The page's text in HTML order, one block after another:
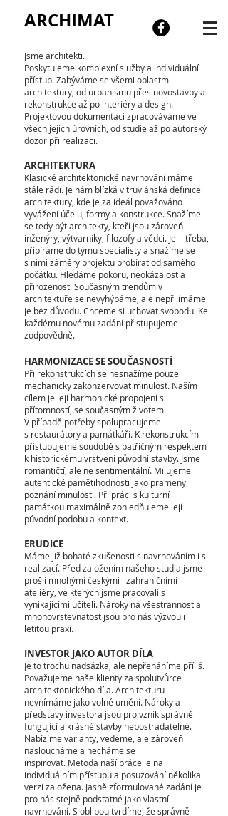
ARCHIMAT
Jsme architekti.
Poskytujeme komplexní služby a individuální
přístup. Zabýváme se všemi oblastmi
architektury, od urbanismu přes novostavby a
rekonstrukce až po interiéry a design.
Projektovou dokumentaci zpracováváme ve
všech jejích úrovních, od studie až po autorský
dozor při realizaci.
ARCHITEKTURA
Klasické architektonické navrhování máme
stále rádi. Je nám blízká vitruviánská definice
architektury, kde je za ideál považováno
vyvážení účelu, formy a konstrukce. Snažíme
se tedy být architekty, kteří jsou zároveň
inženýry, výtvarníky, filozofy a vědci. Je-li třeba,
přibíráme do týmu specialisty a snažíme se
s nimi záměry projektu probírat od samého
počátku. Hledáme pokoru, neokázalost a
přirozenost. Současným trendům v
architektuře se nevyhýbáme, ale nepřijímáme
je bez důvodu. Chceme si uchovat svobodu. Ke
každému novému zadání přistupujeme
zodpovědně.
HARMONIZACE SE SOUČASNOSTÍ
Při rekonstrukcích se nesnažíme pouze
mechanicky zakonzervovat minulost. Naším
cílem je její harmonické propojení s
přítomností, se současným životem.
V případě potřeby spolupracujeme
s restaurátory a památkáři. K rekonstrukcím
přistupujeme soudobě s patřičným respektem
k historickému vrstvení původní stavby. Jsme
romantičtí, ale ne sentimentální. Milujeme
autentické pamětihodnosti jako prameny
poznání minulosti. Při práci s kulturní
památkou maximálně zohledňujeme její
původní podobu a kontext.
ERUDICE
Máme již bohaté zkušenosti s navrhováním i s
realizací. Před založením našeho studia jsme
prošli mnohými českými i zahraničními
ateliéry, ve kterých jsme pracovali s
vynikajícími učiteli. Nároky na všestrannost a
mnohovrstevnatost jsou pro nás výzvou i
letitou praxí.
INVESTOR JAKO AUTOR DÍLA
Je to trochu nadsázka, ale nepřeháníme příliš.
Považujeme naše klienty za spolutvůrce
architektonického díla. Architekturu
nevnímáme jako volné umění. Nároky a
představy investora jsou pro vznik správně
fungující a krásné stavby nepostradatelné.
Nabízíme varianty, vedeme, ale zároveň
nasloucháme a necháme se
inspirovat. Metoda naší práce je na
individuálním přístupu a posuzování několika
verzí založena. Jasně zformulované zadání je
pro nás stejně podstatné jako vlastní
navrhování. S oblibou tvrdíme, že správně